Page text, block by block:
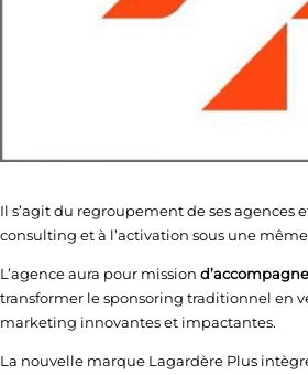
Il s’agit du regroupement de ses agences
consulting et à l’activation sous une
L’agence aura pour mission
transformer le sponsoring traditionnel en
marketing innovantes et impactantes.
La nouvelle marque Lagardère Plus